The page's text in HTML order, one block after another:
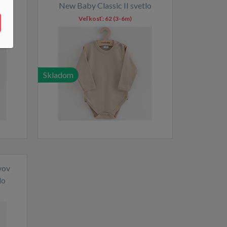
New Baby Classic II svetlo
béžové
Skladom
Veľkosť: 62 (3-6m)